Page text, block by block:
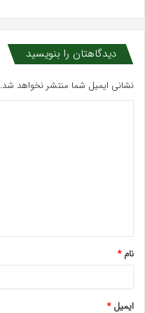
دیدگاهتان را بنویسید
نشانی ایمیل شما منتشر نخواهد شد.
*
نام*
ایمیل*